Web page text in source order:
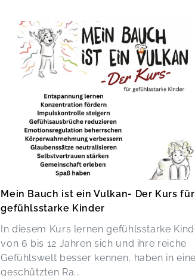
Mein Bauch ist ein Vulkan- Der Kurs für
gefühlsstarke Kinder
In diesem Kurs lernen gefühlsstarke
von 6 bis 12 Jahren sich und ihre reiche
Gefühlswelt besser kennen, haben in
geschützten Ra...